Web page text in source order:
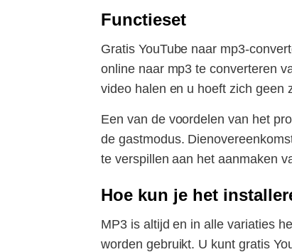
Functieset
Gratis YouTube naar mp3-
online naar mp3 te converteren
video halen en u hoeft zich geen
Een van de voordelen van het
de gastmodus.
te verspillen aan het aanmaken
Hoe kun je het
MP3 is altijd en in alle variaties
worden gebruikt. U kunt gratis